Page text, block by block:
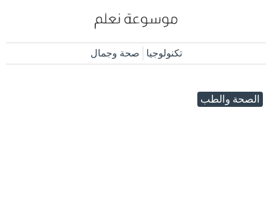
تكنولوجيا صحة وجمال
الصحة والطب